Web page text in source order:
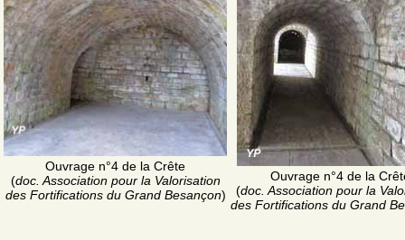
Ouvrage n°4 de la Crête
(doc. Association pour la Valorisation
des Fortifications du Grand Besançon)
Ouvrage n°4 de la
(doc. Association pour la
des Fortifications du Grand